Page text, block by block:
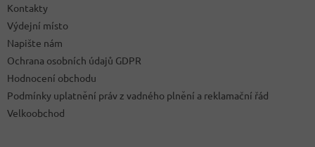
Kontakty
Výdejní místo
Napište nám
Ochrana osobních údajů GDPR
Hodnocení obchodu
Podmínky uplatnění práv z vadného plnění a reklamační řád
Velkoobchod